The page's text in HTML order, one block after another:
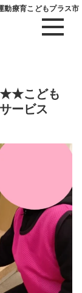
療育こどもプラス市
★★こども
ービス